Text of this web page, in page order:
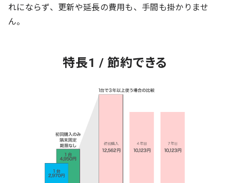
れにならず、更新や延長の費用も、手間も掛かりませ
ん。
特長1 / 節約できる